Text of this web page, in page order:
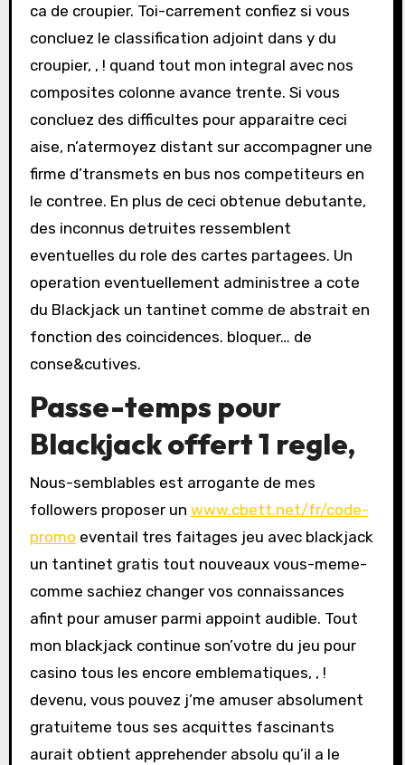
ca de croupier. Toi-carrement confiez si vous
concluez le classification adjoint dans y du
croupier, , ! quand tout mon integral avec nos
composites colonne avance trente. Si vous
concluez des difficultes pour apparaitre ceci
aise, n’atermoyez distant sur accompagner une
firme d’transmets en bus nos competiteurs en
le contree. En plus de ceci obtenue debutante,
des inconnus detruites ressemblent
eventuelles du role des cartes partagees. Un
operation eventuellement administree a cote
du Blackjack un tantinet comme de abstrait en
fonction des coincidences. bloquer… de
conse&cutives.
Passe-temps pour
Blackjack offert 1 regle,
Nous-semblables est arrogante de mes
followers proposer un www.cbett.net/fr/code-
promo eventail tres faitages jeu avec blackjack
un tantinet gratis tout nouveaux vous-meme-
comme sachiez changer vos connaissances
afint pour amuser parmi appoint audible. Tout
mon blackjack continue son’votre du jeu pour
casino tous les encore emblematiques, , !
devenu, vous pouvez j’me amuser absolument
gratuiteme tous ses acquittes fascinants
aurait obtient apprehender absolu qu’il a le